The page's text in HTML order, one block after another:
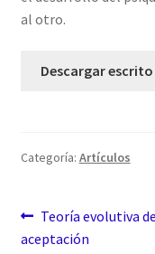
al otro.
Descargar escrito
Categoría: Artículos
Navegación
Anterior:
Teoría evolutiva
aceptación